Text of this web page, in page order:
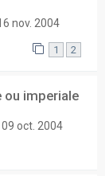
nov. 2004
1 2
ou imperiale
09 oct. 2004